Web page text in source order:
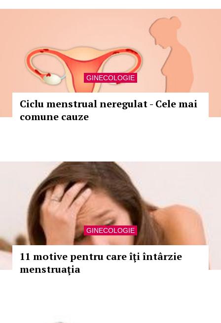
GINECOLOGIE
Ciclu menstrual neregulat - Cele mai
comune cauze
GINECOLOGIE
11 motive pentru care îţi întârzie
menstruaţia